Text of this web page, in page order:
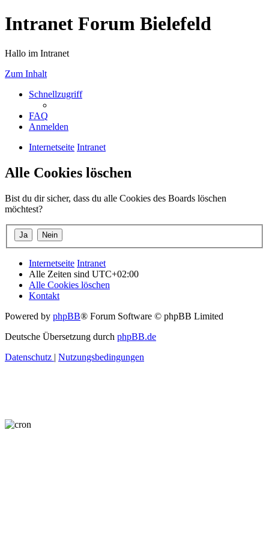
Intranet Forum Bielefeld
Hallo im Intranet
Zum Inhalt
Schnellzugriff
FAQ
Anmelden
Internetseite Intranet
Alle Cookies löschen
Bist du dir sicher, dass du alle Cookies des Boards löschen
möchtest?
Internetseite Intranet
Alle Zeiten sind UTC+02:00
Alle Cookies löschen
Kontakt
Powered by phpBB® Forum Software © phpBB Limited
Deutsche Übersetzung durch phpBB.de
Datenschutz | Nutzungsbedingungen